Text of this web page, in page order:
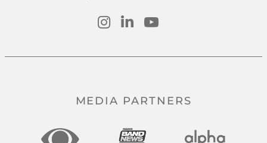
MEDIA PARTNERS